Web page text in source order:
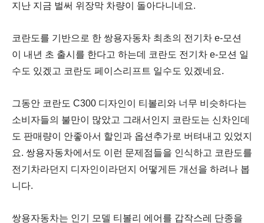
지난 지금 벌써 위장막 차량이 돌아다니네요.
코란도를 기반으로 한 쌍용자동차 최초의 전기차 e-모션
이 내년 초 출시를 한다고 하는데 코란도 전기차 e-모션 일
수도 있겠고 코란도 페이스리프트 일수도 있겠네요.
그동안 코란도 C300 디자인이 티볼리와 너무 비슷하다는
소비자들의 불만이 많았고 그래서인지 코란도는 신차인데
도 판매량이 안좋아서 할인과 옵션추가로 버텨내고 있었지
요. 쌍용자동차에서도 이런 문제점들을 인식하고 코란도를
전기차라던지 디자인이라던지 어떻게든 개선을 하려나 봅
니다.
쌍용자동차는 인기 모델 티볼리 에어를 갑작스레 단종을